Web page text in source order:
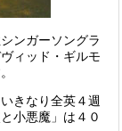
シンガーソングラ
ィッド・ギルモ
きなり全英４週
小悪魔 」は４０